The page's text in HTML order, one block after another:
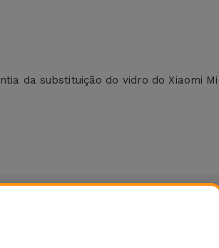
da substituição do vidro do Xiaomi